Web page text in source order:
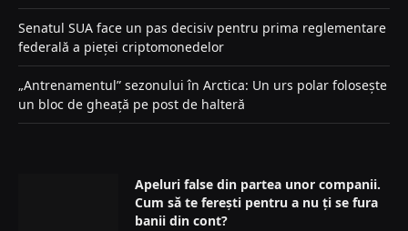
Senatul SUA face un pas decisiv pentru prima reglementare
federală a pieței criptomonedelor
„Antrenamentul” sezonului în Arctica: Un urs polar folosește
un bloc de gheață pe post de halteră
Apeluri false din partea unor companii.
Cum să te ferești pentru a nu ți se fura
banii din cont?